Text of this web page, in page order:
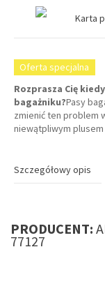
Karta
Oferta specjalna
Rozprasza Cię
bagażniku?Pasy
zmienić ten problem
niewątpliwym plusem
Szczegółowy opis
PRODUCENT:
77127